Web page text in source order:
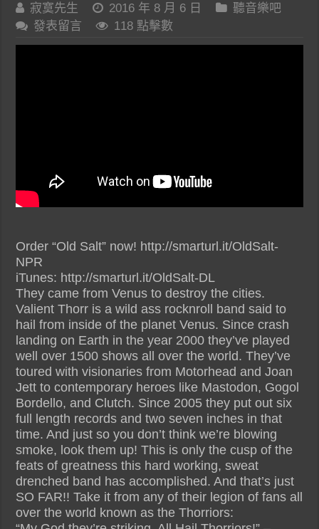
寂寞先生 2016 年 8 月 6 日
聽音樂吧
發表留言
118 點擊數
Order “Old Salt” now! http://smarturl.it/OldSalt-
NPR
iTunes: http://smarturl.it/OldSalt-DL
They came from Venus to destroy the cities.
Valient Thorr is a wild ass rocknroll band said to
hail from inside of the planet Venus. Since crash
landing on Earth in the year 2000 they’ve played
well over 1500 shows all over the world. They’ve
toured with visionaries from Motorhead and Joan
Jett to contemporary heroes like Mastodon, Gogol
Bordello, and Clutch. Since 2005 they put out six
full length records and two seven inches in that
time. And just so you don’t think we’re blowing
smoke, look them up! This is only the cusp of the
feats of greatness this hard working, sweat
drenched band has accomplished. And that’s just
SO FAR!! Take it from any of their legion of fans all
over the world known as the Thorriors: